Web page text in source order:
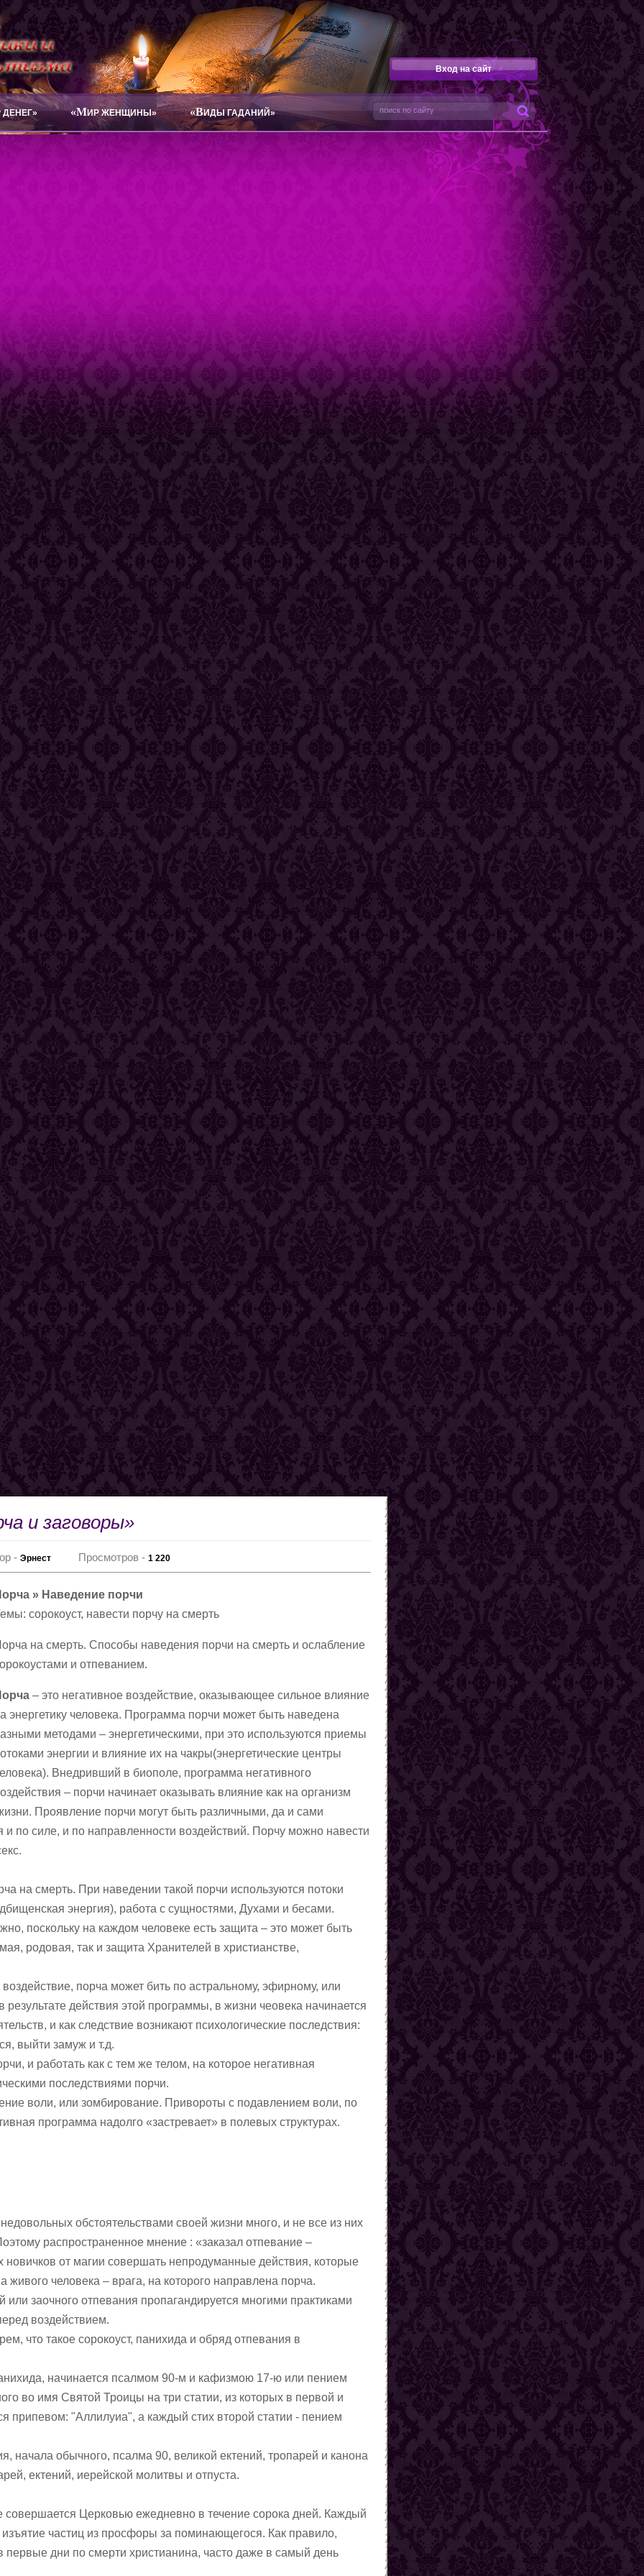
Вход на сайт
ДЕНЕГ» «МИР ЖЕНЩИНЫ» «ВИДЫ ГАДАНИЙ»
и заговоры»
-Эрнест Просмотров -1 220
Порча » Наведение порчи
сорокоуст, навести порчу на смерть
на смерть. Способы наведения порчи на смерть и ослабление
и отпеванием.
– это негативное воздействие, оказывающее сильное влияние
энергетику человека. Программа порчи может быть наведена
методами – энергетическими, при это используются приемы
энергии и влияние их на чакры(энергетические центры
Внедривший в биополе, программа негативного
– порчи начинает оказывать влияние как на организм
Проявление порчи могут быть различными, да и сами
и по силе, и по направленности воздействий. Порчу можно навести
на смерть. При наведении такой порчи используются потоки
энергия), работа с сущностями, Духами и бесами.
поскольку на каждом человеке есть защита – это может быть
родовая, так и защита Хранителей в христианстве,
порча может бить по астральному, эфирному, или
действия этой программы, в жизни чеовека начинается
и как следствие возникают психологические последствия:
выйти замуж и т.д.
и работать как с тем же телом, на которое негативная
последствиями порчи.
воли, или зомбирование. Привороты с подавлением воли, по
программа надолго «застревает» в полевых структурах.
обстоятельствами своей жизни много, и не все из них
распространенное мнение : «заказал отпевание –
новичков от магии совершать непродуманные действия, которые
человека – врага, на которого направлена порча.
или заочного отпевания пропагандируется многими практиками
воздействием.
что такое сорокоуст, панихида и обряд отпевания в
начинается псалмом 90-м и кафизмою 17-ю или пением
во имя Святой Троицы на три статии, из которых в первой и
припевом: "Аллилуиа", а каждый стих второй статии - пением
начала обычного, псалма 90, великой ектений, тропарей и канона
ектений, иерейской молитвы и отпуста.
совершается Церковью ежедневно в течение сорока дней. Каждый
изъятие частиц из просфоры за поминающегося. Как правило,
первые дни по смерти христианина, часто даже в самый день